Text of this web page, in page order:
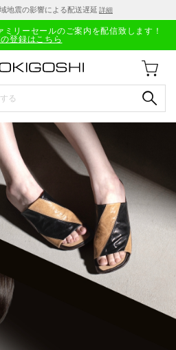
地震の影響による配送遅延 詳細
リーセールのご案内を配信致します！
登録はこちら